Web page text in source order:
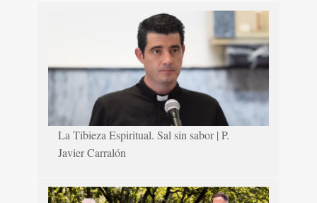
La Tibieza Espiritual. Sal sin sabor | P.
Javier Carralón